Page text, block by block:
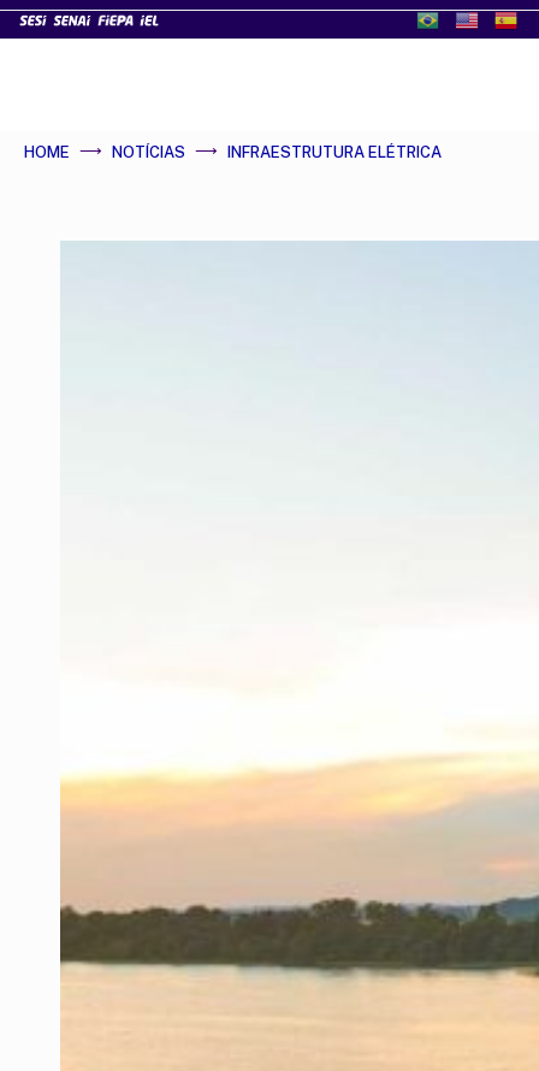
HOME NOTÍCIAS INFRAESTRUTURA ELÉTRICA